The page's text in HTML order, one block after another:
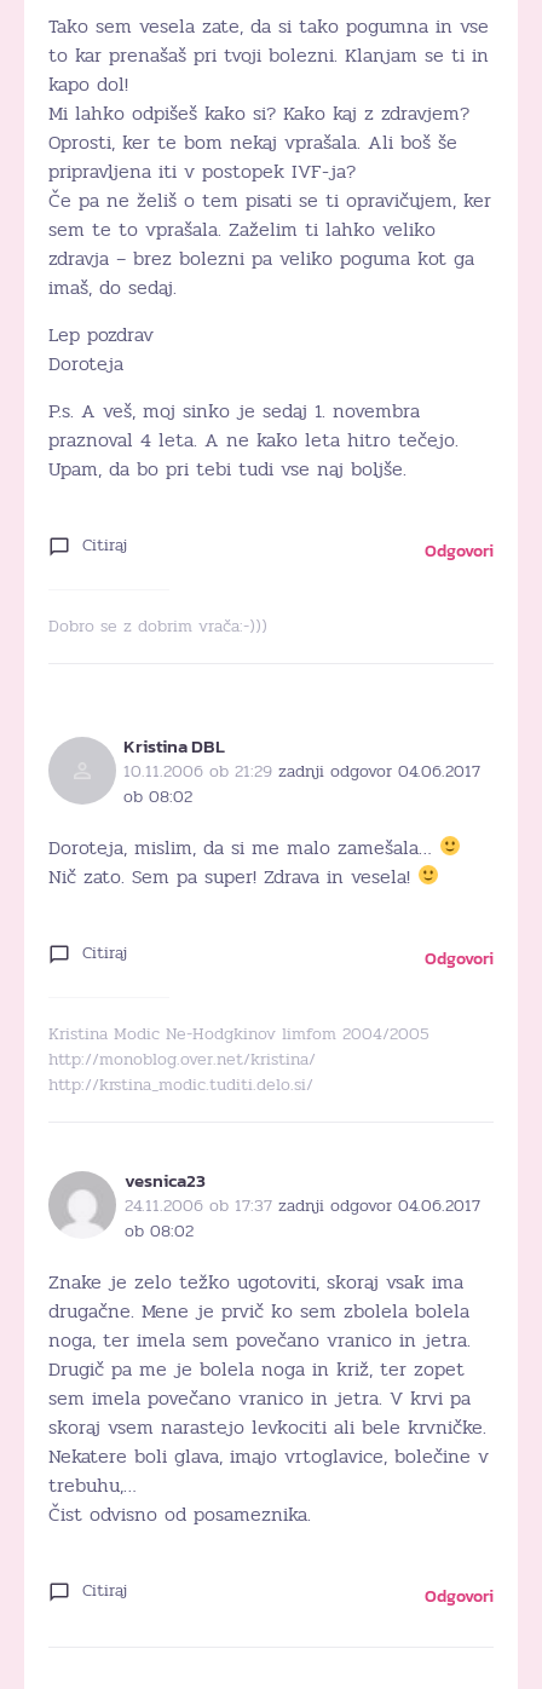
Tako sem vesela zate, da si tako pogumna in vse
to kar prenašaš pri tvoji bolezni. Klanjam se ti in
kapo dol!
Mi lahko odpišeš kako si? Kako kaj z zdravjem?
Oprosti, ker te bom nekaj vprašala. Ali boš še
pripravljena iti v postopek IVF-ja?
Če pa ne želiš o tem pisati se ti opravičujem, ker
sem te to vprašala. Zaželim ti lahko veliko
zdravja – brez bolezni pa veliko poguma kot ga
imaš, do sedaj.
Lep pozdrav
Doroteja
P.s. A veš, moj sinko je sedaj 1. novembra
praznoval 4 leta. A ne kako leta hitro tečejo.
Upam, da bo pri tebi tudi vse naj boljše.
Citiraj Odgovori
Dobro se z dobrim vrača:-)))
Kristina DBL
10.11.2006 ob 21:29 zadnji odgovor 04.06.2017
ob 08:02
Doroteja, mislim, da si me malo zamešala…
Nič zato. Sem pa super! Zdrava in vesela!
Citiraj Odgovori
Kristina Modic Ne-Hodgkinov limfom 2004/2005
http://monoblog.over.net/kristina/
http://krstina_modic.tuditi.delo.si/
vesnica23
24.11.2006 ob 17:37 zadnji odgovor 04.06.2017
ob 08:02
Znake je zelo težko ugotoviti, skoraj vsak ima
drugačne. Mene je prvič ko sem zbolela bolela
noga, ter imela sem povečano vranico in jetra.
Drugič pa me je bolela noga in križ, ter zopet
sem imela povečano vranico in jetra. V krvi pa
skoraj vsem narastejo levkociti ali bele krvničke.
Nekatere boli glava, imajo vrtoglavice, bolečine v
trebuhu,…
Čist odvisno od posameznika.
Citiraj Odgovori